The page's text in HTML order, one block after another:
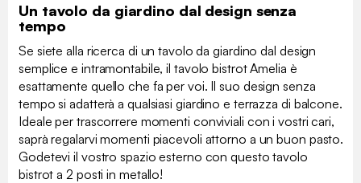
Un tavolo da giardino dal design senza
tempo
Se siete alla ricerca di un tavolo da giardino dal design
semplice e intramontabile, il tavolo bistrot Amelia è
esattamente quello che fa per voi. Il suo design senza
tempo si adatterà a qualsiasi giardino e terrazza di balcone.
Ideale per trascorrere momenti conviviali con i vostri cari,
saprà regalarvi momenti piacevoli attorno a un buon pasto.
Godetevi il vostro spazio esterno con questo tavolo
bistrot a 2 posti in metallo!